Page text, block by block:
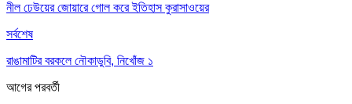
নীল ঢেউয়ের জোয়ারে গোল করে ইতিহাস কুরাসাওয়ের
সর্বশেষ
রাঙামাটির বরকলে নৌকাডুবি, নিখোঁজ ১
আগেরপরবর্তী